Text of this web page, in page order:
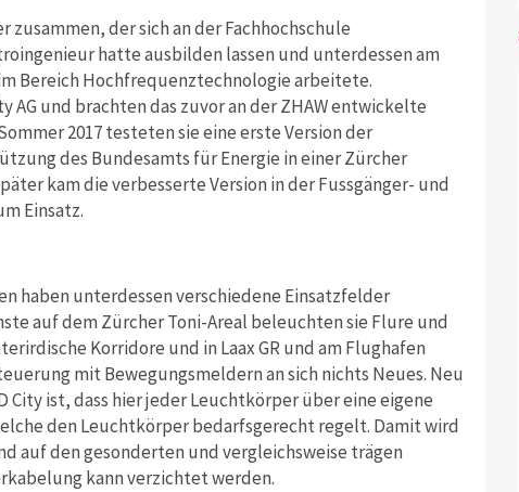
zusammen, der sich an der Fachhochschule
hatte ausbilden lassen und unterdessen am
Bereich Hochfrequenztechnologie arbeitete.
AG und brachten das zuvor an der ZHAW entwickelte
2017 testeten sie eine erste Version der
des Bundesamts für Energie in einer Zürcher
kam die verbesserte Version in der Fussgänger- und
Einsatz.
haben unterdessen verschiedene Einsatzfelder
auf dem Zürcher Toni-Areal beleuchten sie Flure und
Korridore und in Laax GR und am Flughafen
mit Bewegungsmeldern an sich nichts Neues. Neu
City ist, dass hier jeder Leuchtkörper über eine eigene
den Leuchtkörper bedarfsgerecht regelt. Damit wird
auf den gesonderten und vergleichsweise trägen
kann verzichtet werden.